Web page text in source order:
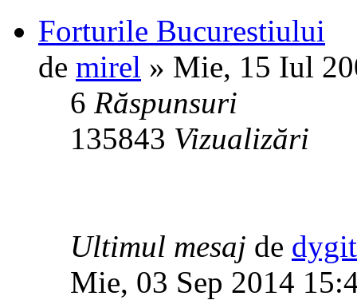
Forturile Bucurestiului
de mirel » Mie, 15 Iul
6 Răspunsuri
135843 Vizualizări
Ultimul mesaj de
Mie, 03 Sep 2014